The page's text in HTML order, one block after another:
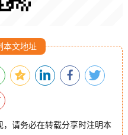
本文地址
，请务必在转载分享时注明本